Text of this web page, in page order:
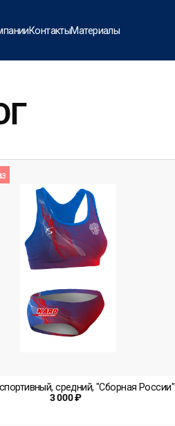
КонтактыМатериалы
средний, "Сборная России"
3 000 ₽